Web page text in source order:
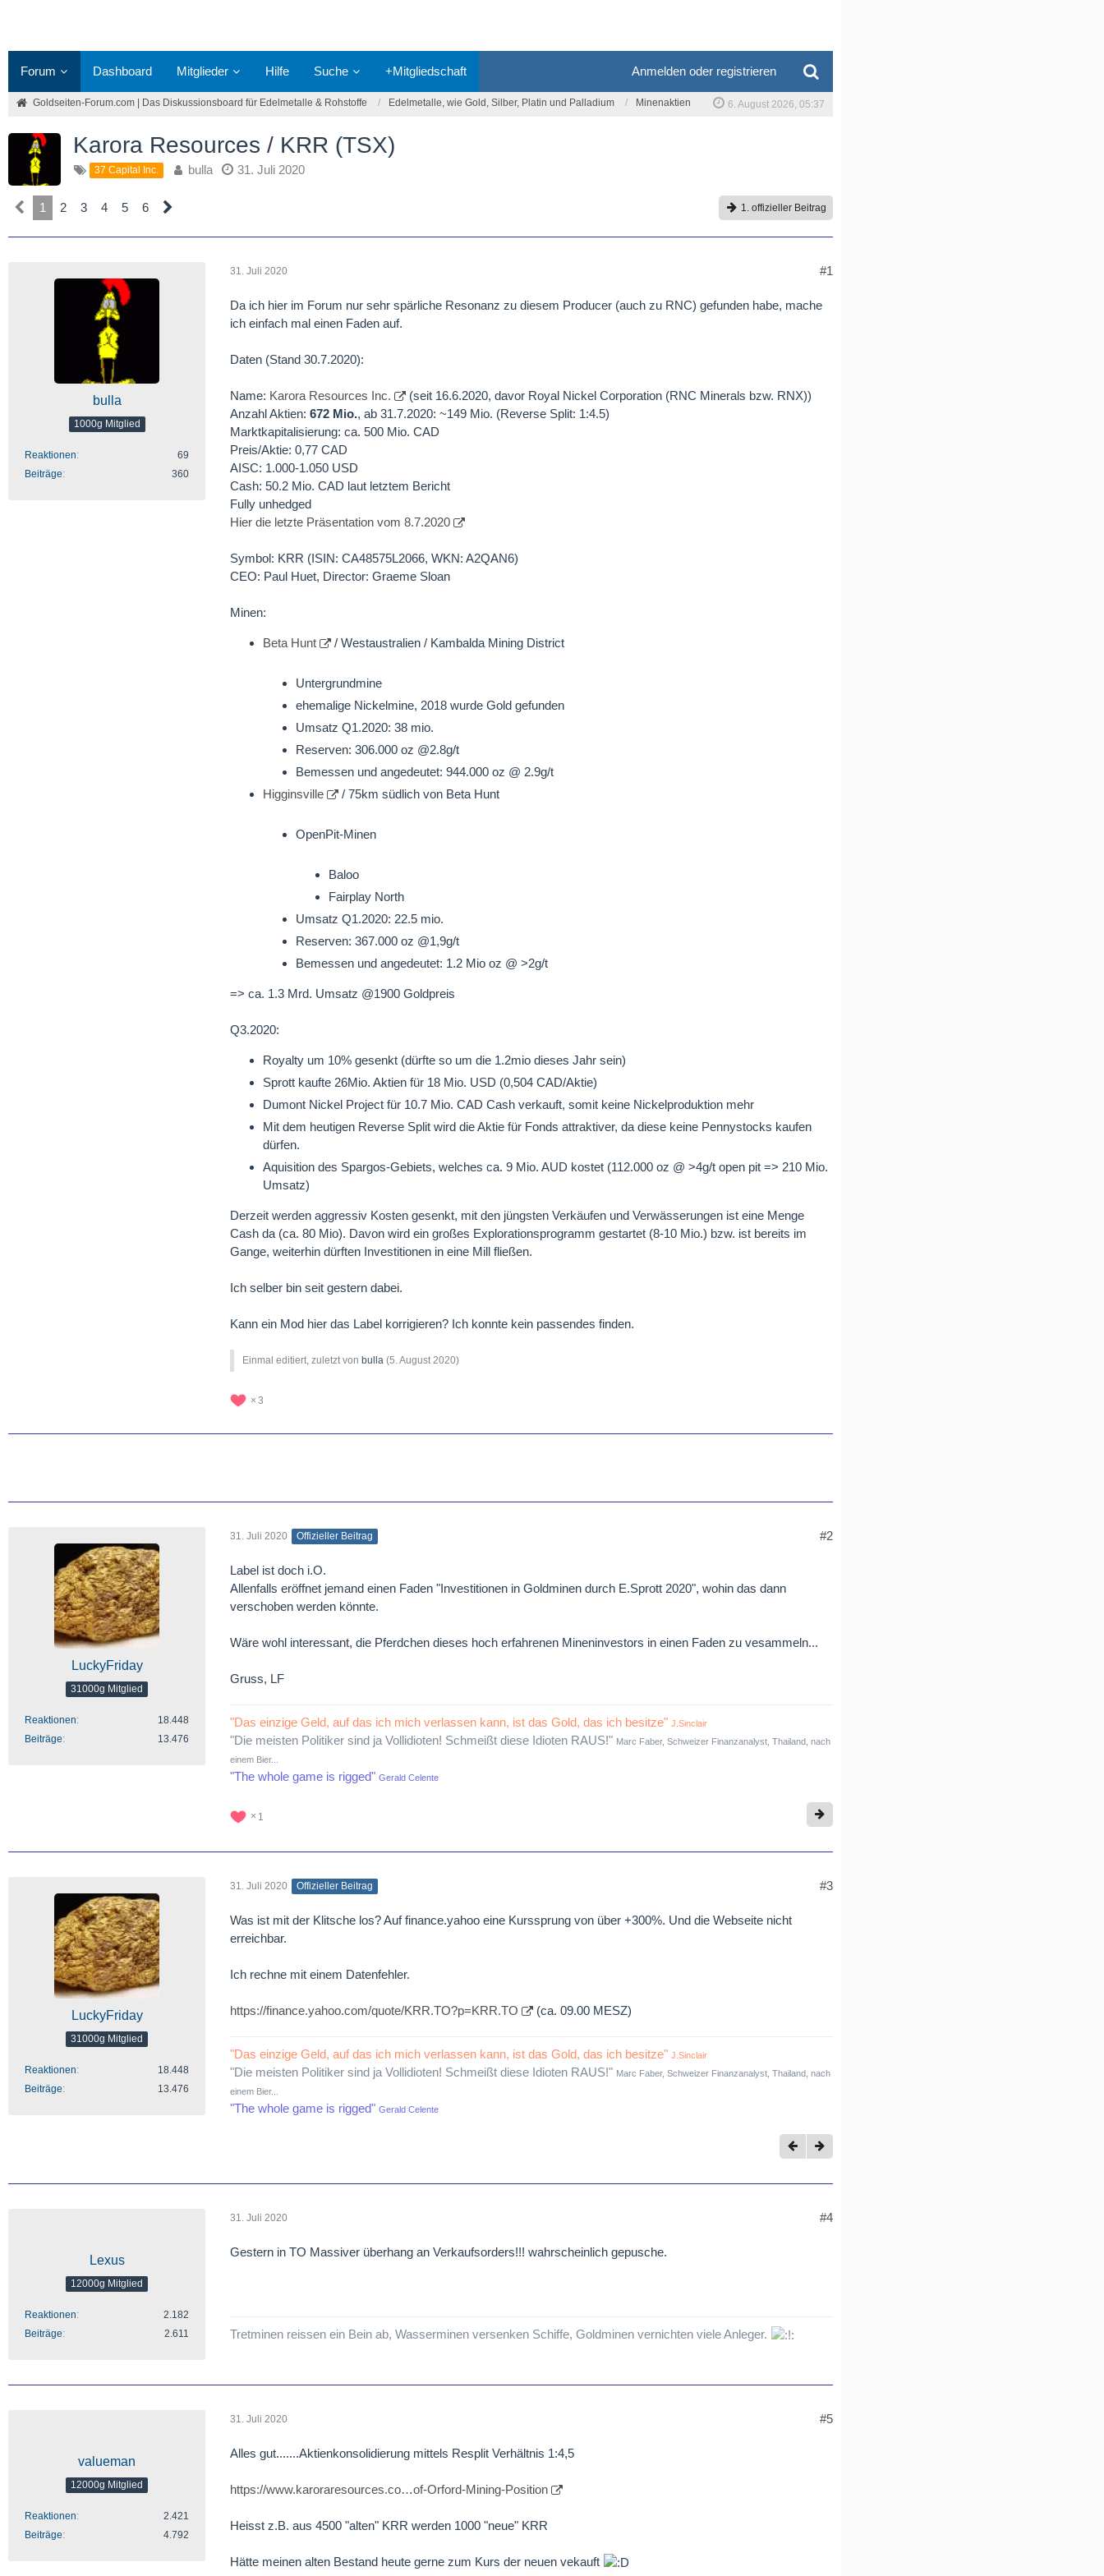
Forum Dashboard Mitglieder Hilfe Suche +Mitgliedschaft Anmelden oder registrieren
Goldseiten-Forum.com | Das Diskussionsboard für Edelmetalle & Rohstoffe Edelmetalle, wie Gold, Silber, Platin und Palladium Minenaktien 6. August 2026, 05:37
Karora Resources / KRR (TSX)
37 Capital Inc. bulla 31. Juli 2020
1 2 3 4 5 6 1. offizieller Beitrag
bulla
1000g Mitglied
Reaktionen
69
Beiträge
360
31. Juli 2020 #1
Da ich hier im Forum nur sehr spärliche Resonanz zu diesem Producer (auch zu RNC) gefunden habe, mache
ich einfach mal einen Faden auf.
Daten (Stand 30.7.2020):
Name: Karora Resources Inc.
(seit 16.6.2020, davor Royal Nickel Corporation (RNC Minerals bzw. RNX))
Anzahl Aktien: 672 Mio., ab 31.7.2020: ~149 Mio. (Reverse Split: 1:4.5)
Marktkapitalisierung: ca. 500 Mio. CAD
Preis/Aktie: 0,77 CAD
AISC: 1.000-1.050 USD
Cash: 50.2 Mio. CAD laut letztem Bericht
Fully unhedged
Hier die letzte Präsentation vom 8.7.2020
Symbol: KRR (ISIN: CA48575L2066, WKN: A2QAN6)
CEO: Paul Huet, Director: Graeme Sloan
Minen:
Beta Hunt / Westaustralien / Kambalda Mining District
Untergrundmine
ehemalige Nickelmine, 2018 wurde Gold gefunden
Umsatz Q1.2020: 38 mio.
Reserven: 306.000 oz @2.8g/t
Bemessen und angedeutet: 944.000 oz @ 2.9g/t
Higginsville
/ 75km südlich von Beta Hunt
OpenPit-Minen
Baloo
Fairplay North
Umsatz Q1.2020: 22.5 mio.
Reserven: 367.000 oz @1,9g/t
Bemessen und angedeutet: 1.2 Mio oz @ >2g/t
=> ca. 1.3 Mrd. Umsatz @1900 Goldpreis
Q3.2020:
Royalty um 10% gesenkt (dürfte so um die 1.2mio dieses Jahr sein)
Sprott kaufte 26Mio. Aktien für 18 Mio. USD (0,504 CAD/Aktie)
Dumont Nickel Project für 10.7 Mio. CAD Cash verkauft, somit keine Nickelproduktion mehr
Mit dem heutigen Reverse Split wird die Aktie für Fonds attraktiver, da diese keine Pennystocks kaufen
dürfen.
Aquisition des Spargos-Gebiets, welches ca. 9 Mio. AUD kostet (112.000 oz @ >4g/t open pit => 210 Mio.
Umsatz)
Derzeit werden aggressiv Kosten gesenkt, mit den jüngsten Verkäufen und Verwässerungen ist eine Menge
Cash da (ca. 80 Mio). Davon wird ein großes Explorationsprogramm gestartet (8-10 Mio.) bzw. ist bereits im
Gange, weiterhin dürften Investitionen in eine Mill fließen.
Ich selber bin seit gestern dabei.
Kann ein Mod hier das Label korrigieren? Ich konnte kein passendes finden.
Einmal editiert, zuletzt von bulla (5. August 2020)
3
LuckyFriday
31000g Mitglied
Reaktionen
18.448
Beiträge
13.476
31. Juli 2020 Offizieller Beitrag #2
Label ist doch i.O.
Allenfalls eröffnet jemand einen Faden "Investitionen in Goldminen durch E.Sprott 2020", wohin das dann
verschoben werden könnte.
Wäre wohl interessant, die Pferdchen dieses hoch erfahrenen Mineninvestors in einen Faden zu vesammeln...
Gruss, LF
"Das einzige Geld, auf das ich mich verlassen kann, ist das Gold, das ich besitze" J.Sinclair
"Die meisten Politiker sind ja Vollidioten! Schmeißt diese Idioten RAUS!" Marc Faber, Schweizer Finanzanalyst, Thailand, nach
einem Bier...
"The whole game is rigged" Gerald Celente
1
LuckyFriday
31000g Mitglied
Reaktionen
18.448
Beiträge
13.476
31. Juli 2020 Offizieller Beitrag #3
Was ist mit der Klitsche los? Auf finance.yahoo eine Kurssprung von über +300%. Und die Webseite nicht
erreichbar.
Ich rechne mit einem Datenfehler.
https://finance.yahoo.com/quote/KRR.TO?p=KRR.TO (ca. 09.00 MESZ)
"Das einzige Geld, auf das ich mich verlassen kann, ist das Gold, das ich besitze" J.Sinclair
"Die meisten Politiker sind ja Vollidioten! Schmeißt diese Idioten RAUS!" Marc Faber, Schweizer Finanzanalyst, Thailand, nach
einem Bier...
"The whole game is rigged" Gerald Celente
Lexus
12000g Mitglied
Reaktionen
2.182
Beiträge
2.611
31. Juli 2020 #4
Gestern in TO Massiver überhang an Verkaufsorders!!! wahrscheinlich gepusche.
Tretminen reissen ein Bein ab, Wasserminen versenken Schiffe, Goldminen vernichten viele Anleger.
valueman
12000g Mitglied
Reaktionen
2.421
Beiträge
4.792
31. Juli 2020 #5
Alles gut.......Aktienkonsolidierung mittels Resplit Verhältnis 1:4,5
https://www.karoraresources.co…of-Orford-Mining-Position
Heisst z.B. aus 4500 "alten" KRR werden 1000 "neue" KRR
Hätte meinen alten Bestand heute gerne zum Kurs der neuen vekauft